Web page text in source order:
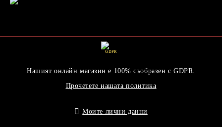
GDPR
Нашият онлайн магазин е 100% съобразен с GDPR.
Прочетете нашата политика
Моите лични данни